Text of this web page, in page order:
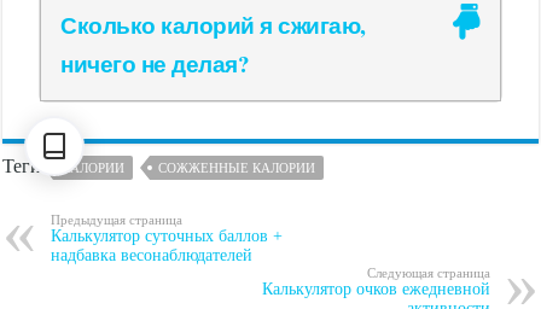
Сколько калорий я сжигаю,
ничего не делая?
Теги КАЛОРИИ СОЖЖЕННЫЕ КАЛОРИИ
Предыдущая страница
Калькулятор суточных баллов +
надбавка весонаблюдателей
Следующая страница
Калькулятор очков ежедневной